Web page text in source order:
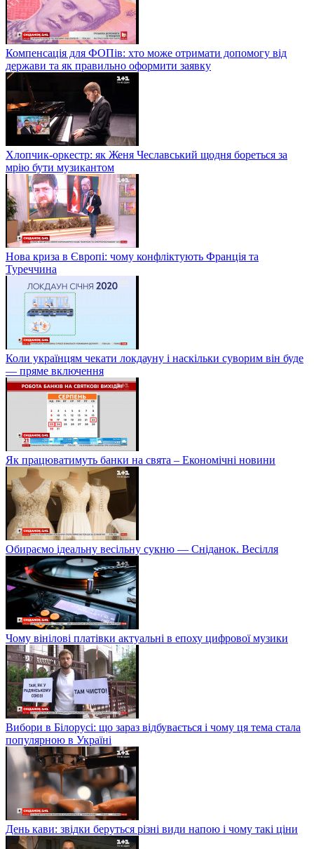
Компенсація для ФОПів: хто може отримати допомогу від
держави та як правильно оформити заявку
Хлопчик-оркестр: як Женя Чеславський щодня бореться за
мрію бути музикантом
Нова криза в Європі: чому конфліктують Франція та
Туреччина
Коли українцям чекати локдауну і наскільки суворим він буде
— пряме включення
Як працюватимуть банки на свята – Економічні новини
Обираємо ідеальну весільну сукню — Сніданок. Весілля
Чому вінілові платівки актуальні в епоху цифрової музики
Вибори в Білорусі: що зараз відбувається і чому ця тема стала
популярною в Україні
День кави: звідки беруться різні види напою і чому такі ціни